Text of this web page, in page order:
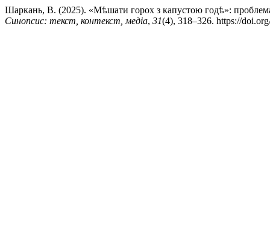
Шаркань, В. (2025). «Мѣшати горох з капустою годѣ»:
Синопсис: текст, контекст, медіа, 31(4), 318–326. https://